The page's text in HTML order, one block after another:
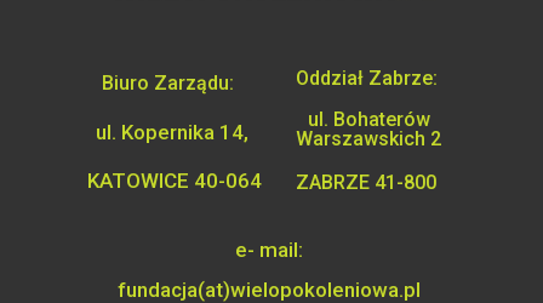
e- mail:
fundacja(at)wielopokoleniowa.pl
Oddział Zabrze:
ul. Bohaterów
Warszawskich 2
ZABRZE 41-800
Biuro Zarządu:
ul. Kopernika 14,
KATOWICE 40-064